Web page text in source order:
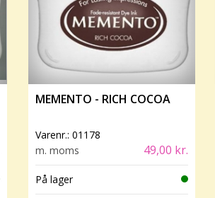
MEMENTO - RICH COCOA
Varenr.: 01178
m. moms
49,00 kr.
På lager